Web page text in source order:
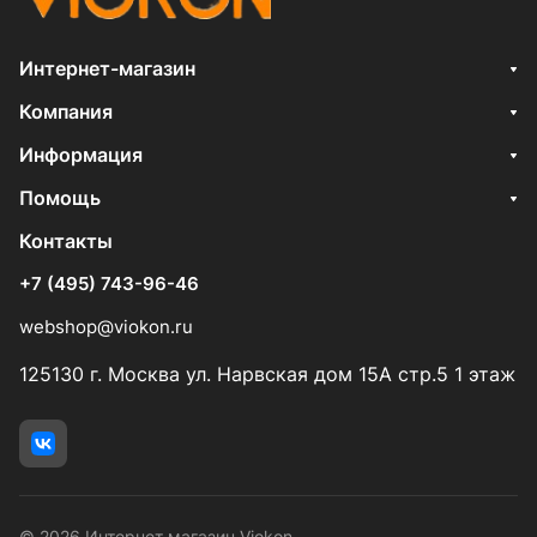
Интернет-магазин
Компания
Информация
Помощь
Контакты
+7 (495) 743-96-46
webshop@viokon.ru
125130 г. Москва ул. Нарвская дом 15А стр.5 1 этаж